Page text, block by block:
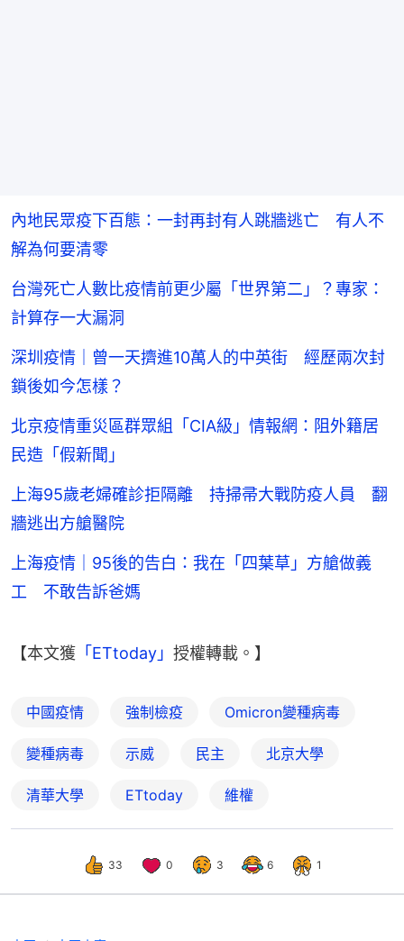
內地民眾疫下百態：一封再封有人跳牆逃亡 有人不
解為何要清零
台灣死亡人數比疫情前更少屬「世界第二」？專家：
計算存一大漏洞
深圳疫情｜曾一天擠進10萬人的中英街 經歷兩次封
鎖後如今怎樣？
北京疫情重災區群眾組「CIA級」情報網：阻外籍居
民造「假新聞」
上海95歲老婦確診拒隔離 持掃帚大戰防疫人員 翻
牆逃出方艙醫院
上海疫情｜95後的告白：我在「四葉草」方艙做義
工 不敢告訴爸媽
【本文獲 「ETtoday」 授權轉載。】
中國疫情 強制檢疫 Omicron變種病毒
變種病毒 示威 民主 北京大學
清華大學 ETtoday 維權
33 0 3 6 1